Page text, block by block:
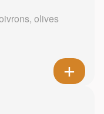
olives